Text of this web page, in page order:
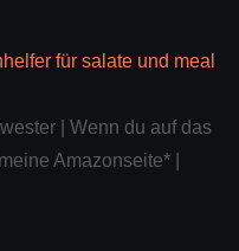
| Wenn du auf das
Amazonseite* |